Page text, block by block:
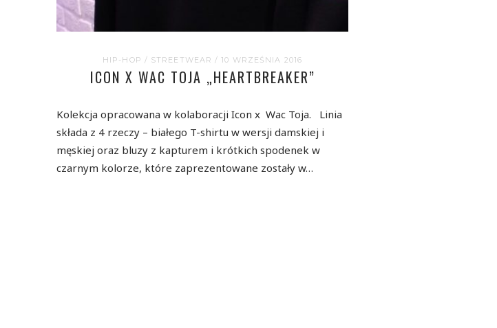
HIP-HOP / STREETWEAR / 10 WRZEŚNIA 2016
ICON X WAC TOJA „HEARTBREAKER”
Kolekcja opracowana w kolaboracji Icon x Wac Toja. Linia
składa z 4 rzeczy – białego T-shirtu w wersji damskiej i
męskiej oraz bluzy z kapturem i krótkich spodenek w
czarnym kolorze, które zaprezentowane zostały w…